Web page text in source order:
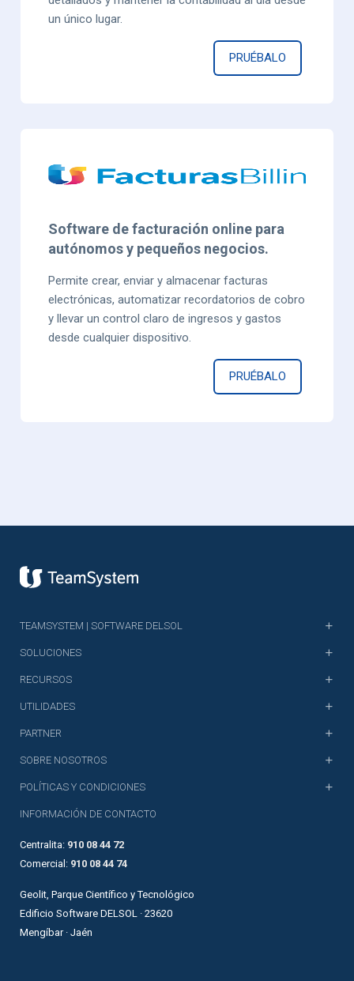
un único lugar.
PRUÉBALO
Software de facturación online para
autónomos y pequeños negocios.
Permite crear, enviar y almacenar facturas
electrónicas, automatizar recordatorios de cobro
y llevar un control claro de ingresos y gastos
desde cualquier dispositivo.
PRUÉBALO
TEAMSYSTEM | SOFTWARE DELSOL
SOLUCIONES
RECURSOS
UTILIDADES
PARTNER
SOBRE NOSOTROS
INFORMACIÓN DE CONTACTO
Centralita: 910 08 44 72
Comercial: 910 08 44 74
Geolit, Parque Científico y Tecnológico
Edificio Software DELSOL · 23620
Mengíbar · Jaén
POLÍTICAS Y CONDICIONES